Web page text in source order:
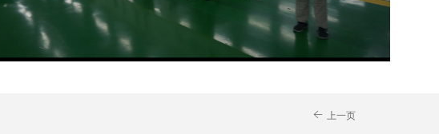
上一页